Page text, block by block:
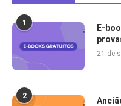
1
E-
21 de
2